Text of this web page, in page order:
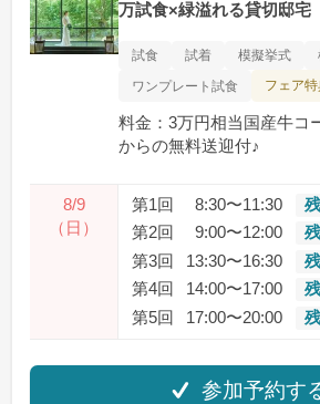
万試食×緑溢れる貸切邸宅
試食 試着 模擬挙式
ワンプレート試食
フェア
料金：3万円相当国産牛コ
からの無料送迎付♪
8/9
（日）
第1回 8:30〜11:30
第2回
9:00〜12:00
第3回
13:30〜16:30
第4回
14:00〜17:00
第5回
17:00〜20:00
参加予約す